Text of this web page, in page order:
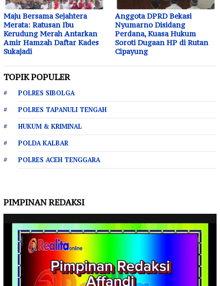
Maju Bersama Sejahtera
Merata: Ratusan Ibu
Kerudung Merah Antarkan
Amir Hamzah Daftar Kades
Sukajadi
Anggota DPRD Bekasi
Nyumarno Disidang
Perdana, Kuasa Hukum
Soroti Dugaan HP di Rutan
Cipayung
TOPIK POPULER
POLRES SIBOLGA
POLRES TAPANULI TENGAH
HUKUM & KRIMINAL
POLDA KALBAR
POLRES ACEH TENGGARA
PIMPINAN REDAKSI